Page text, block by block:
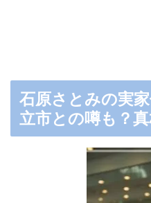
石原さとみの実
立市との噂も？真